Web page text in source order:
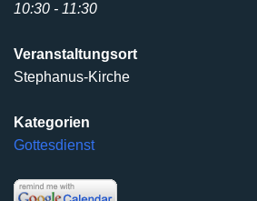
10:30 - 11:30
Veranstaltungsort
Stephanus-Kirche
Kategorien
Gottesdienst